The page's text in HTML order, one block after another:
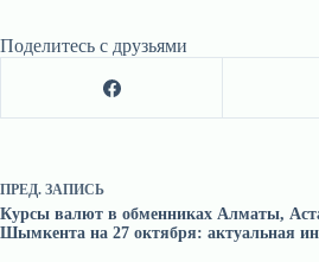
Поделитесь с друзьями
ПРЕД. ЗАПИСЬ
Курсы валют в обменниках Алматы,
Шымкента на 27 октября: актуальная